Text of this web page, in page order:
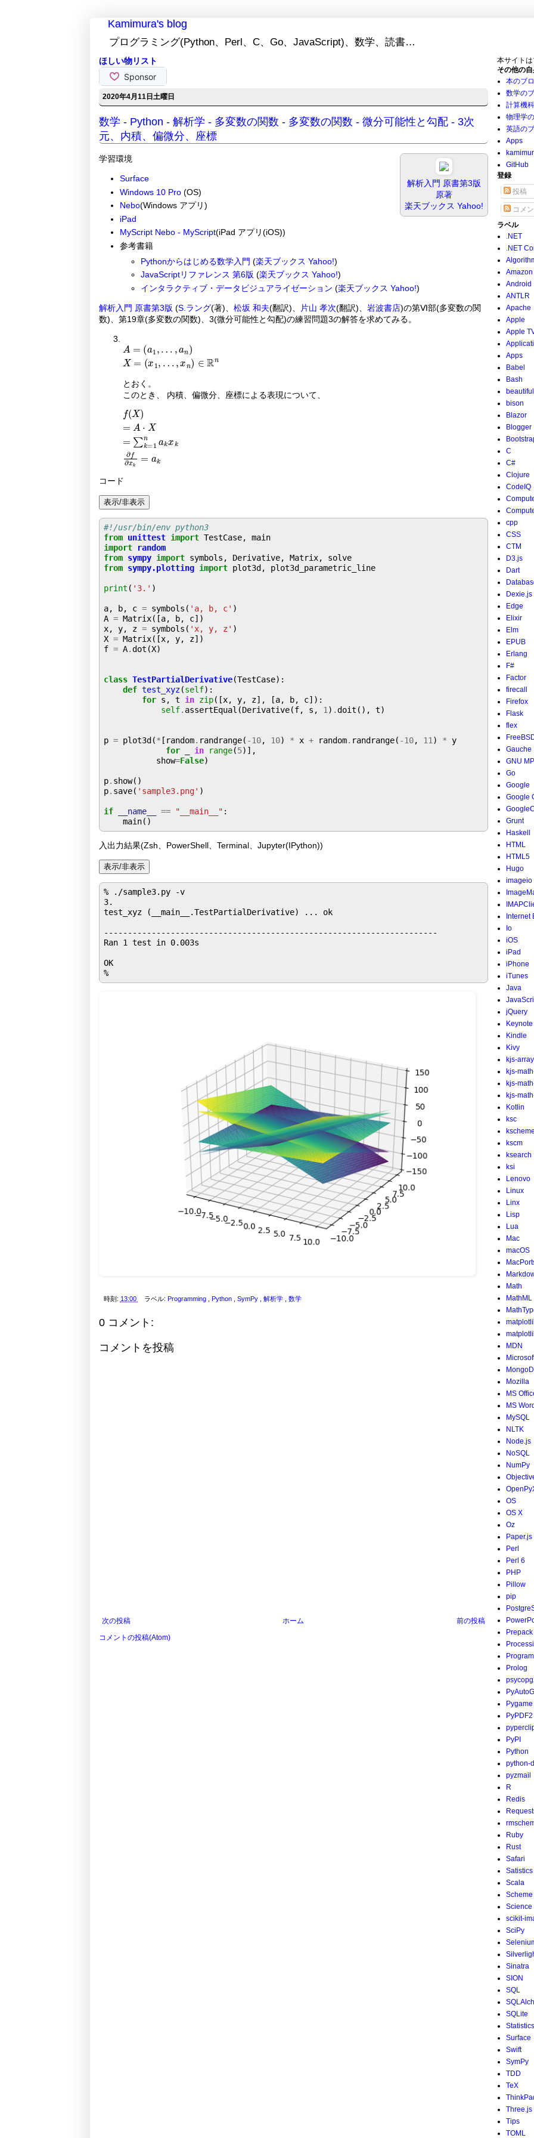
Kamimura's blog
プログラミング(Python、Perl、C、Go、JavaScript)、数学、読書…
ほしい物リスト
2020年4月11日土曜日
数学 - Python - 解析学 - 多変数の関数 - 多変数の関数 - 微分可能性と勾配 - 3次
元、内積、偏微分、座標
解析入門 原書第3版
原著
楽天ブックス Yahoo!
学習環境
Surface
Windows 10 Pro(OS)
Nebo(Windows アプリ)
iPad
MyScript Nebo - MyScript(iPad アプリ(iOS))
参考書籍
Pythonからはじめる数学入門 (楽天ブックス Yahoo!)
JavaScriptリファレンス 第6版 (楽天ブックス Yahoo!)
インタラクティブ・データビジュアライゼーション (楽天ブックス Yahoo!)
解析入門 原書第3版 (S.ラング(著)、 松坂 和夫(翻訳)、 片山 孝次(翻訳)、 岩波書店)の第Ⅵ部(多変数の関
数)、第19章(多変数の関数)、3(微分可能性と勾配)の練習問題3の解答を求めてみる。
A=a 1,…,an X=x1
… ,x n∈ ℝn
とおく。
このとき、 内積、偏微分、座標による表現について、
fX =A·X=
1nakxk∂
=ak
コード
表示/非表示
#!/usr/bin/env python3
from unittest import
TestCase, main
import
random
from sympy import
symbols, Derivative, Matrix, solve
from sympy.plotting import plot3d, plot3d_parametric_line
print ( '3.' )
a, b, c = symbols( 'a, b, c' )
A = Matrix([a, b, c])
x, y, z = symbols( 'x, y, z' )
X = Matrix([x, y, z])
f = A.dot(X)
class TestPartialDerivative(TestCase):
def test_xyz(self):
for s, t in zip([x, y, z], [a, b, c]):
self. assertEqual(Derivative(f, s, 1 ) .doit(), t)
p = plot3d(* [random. randrange( -10, 10) * x + random. randrange( -10, 11 ) * y
for _ in range(5)],
           show
=False)
p. show()
p. save( 'sample3.png' )
if __name__ == "__main__" :
入出力結果(Zsh、PowerShell、Terminal、Jupyter(IPython))
表示/非表示
% ./sample3.py -v
3.
test_xyz (__main__.TestPartialDerivative) ... ok
----------------------------------------------------------------------
Ran 1 test in 0.003s
OK
%
時刻: 13:00 ラベル:Programming ,Python ,SymPy ,解析学 ,数学
0 コメント:
コメントを投稿
次の投稿 前の投稿
ホーム
コメントの投稿(Atom)
本サイトは
その他の
本のブ
数学の
計算機
物理学
英語の
Apps
GitHub
登録
投稿
コメン
ラベル
.NET
.NET
Amazon
Android
ANTLR
Apache
Apple
Apple
Apps
Babel
Bash
bison
Blazor
Blogger
C
C#
Clojure
CodeIQ
cpp
CSS
CTM
D3.js
Dart
Dexie.js
Edge
Elixir
Elm
EPUB
Erlang
F#
Factor
firecall
Firefox
Flask
flex
Gauche
GNU
Go
Google
Google
Grunt
Haskell
HTML
HTML5
Hugo
imageio
Internet
Io
iOS
iPad
iPhone
iTunes
Java
jQuery
Keynote
Kindle
Kivy
kjs-array
kjs-
kjs-
kjs-
Kotlin
ksc
kscheme
kscm
ksearch
ksi
Lenovo
Linux
Linx
Lisp
Lua
Mac
macOS
Math
MathML
MDN
Mozilla
MS
MS Word
MySQL
NLTK
Node.js
NoSQL
NumPy
OS
OS X
Oz
Paper.js
Perl
Perl 6
PHP
Pillow
pip
Prepack
Prolog
Pygame
PyPDF2
PyPI
Python
python-
pyzmail
R
Redis
Ruby
Rust
Safari
Satistics
Scala
Scheme
Science
scikit-
SciPy
Sinatra
SION
SQL
SQLite
Statistics
Surface
Swift
SymPy
TDD
TeX
Three.js
Tips
TOML